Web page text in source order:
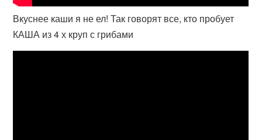
Вкуснее каши я не ел! Так говорят все, кто пробует
КАША из 4 х круп с грибами